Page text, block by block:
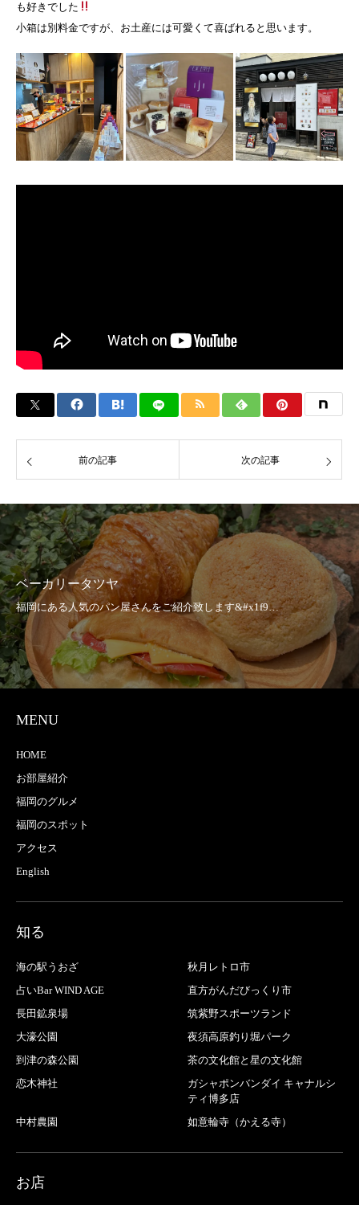
も好きでした
小箱は別料金ですが、お土産には可愛くて喜ばれると思います。
前の記事 次の記事
ベーカリータツヤ
MENU
HOME
お部屋紹介
福岡のグルメ
福岡のスポット
アクセス
English
知る
海の駅うおざ
秋月レトロ市
占いBar WIND AGE
直方がんだびっくり市
長田鉱泉場
筑紫野スポーツランド
大濠公園
夜須高原釣り堀パーク
到津の森公園
茶の文化館と星の文化館
恋木神社
ガシャポンバンダイ キャナルシ
ティ博多店
中村農園
如意輪寺（かえる寺）
お店